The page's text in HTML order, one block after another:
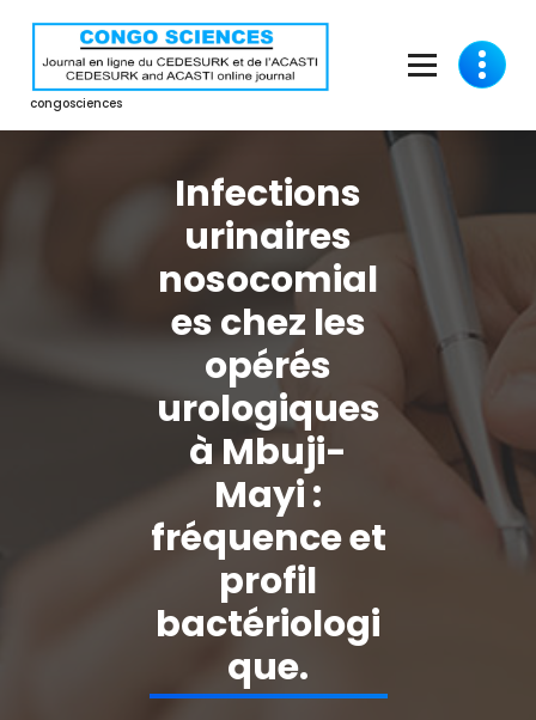
contenu
congosciences
Infections
urinaires
nosocomial
es chez les
opérés
urologiques
à Mbuji-
Mayi :
fréquence et
profil
bactériologi
que.